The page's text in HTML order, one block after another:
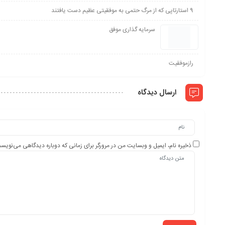
9 استارتاپی که از مرگ حتمی به موفقیتی عظیم دست یافتند
سرمایه گذاری موفق
رازموفقیت
ارسال دیدگاه
ذخیره نام، ایمیل و وبسایت من در مرورگر برای زمانی که دوباره دیدگاهی